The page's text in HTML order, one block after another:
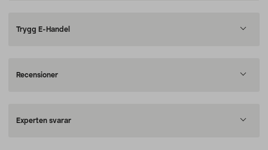
Trygg E-Handel
Recensioner
Experten svarar